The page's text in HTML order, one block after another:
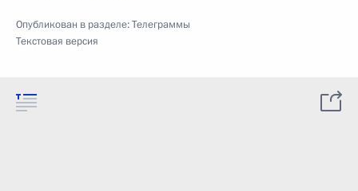
Опубликован в разделе:Телеграммы
Текстовая версия